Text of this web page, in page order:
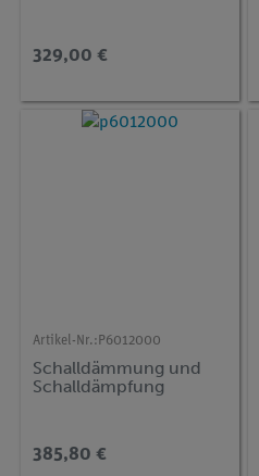
329,00 €
Artikel-Nr.: P6012000
Schalldämmung und
Schalldämpfung
385,80 €